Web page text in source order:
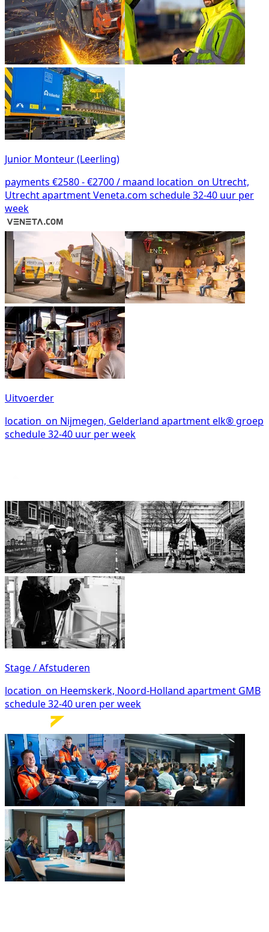
Junior Monteur (Leerling)
payments €2580 - €2700 / maand location_on Utrecht,
UtrechtapartmentVeneta.com schedule32-40 uur per
week
Uitvoerder
location_on Nijmegen, Gelderland apartmentelk® groep
schedule32-40 uur per week
Stage / Afstuderen
location_on Heemskerk, Noord-Holland apartment GMB
schedule32-40 uren per week